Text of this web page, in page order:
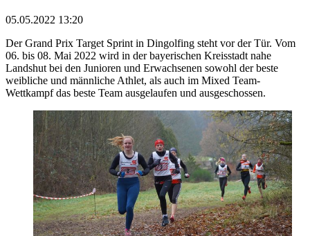
05.05.2022 13:20
Der Grand Prix Target Sprint in Dingolfing steht vor der Tür. Vom
06. bis 08. Mai 2022 wird in der bayerischen Kreisstadt nahe
Landshut bei den Junioren und Erwachsenen sowohl der beste
weibliche und männliche Athlet, als auch im Mixed Team-
Wettkampf das beste Team ausgelaufen und ausgeschossen.